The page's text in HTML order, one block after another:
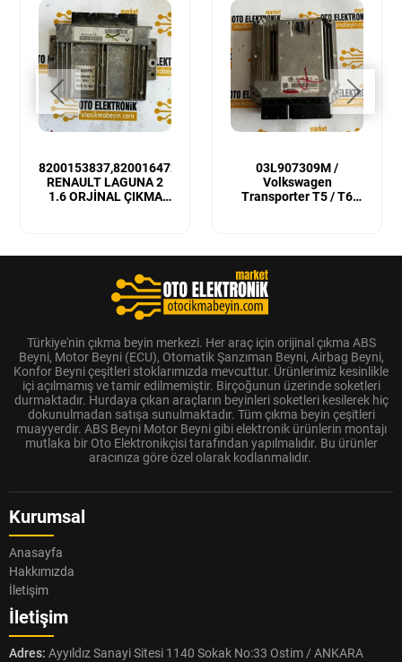
8200153837,8200164728
RENAULT LAGUNA 2
1.6 ORJİNAL ÇIKMA
03L907309M /
Volkswagen
Transporter T5 / T6
Türkiye'nin çıkma beyin merkezi. Her araç için orijinal çıkma ABS
Beyni, Motor Beyni (ECU), Otomatik Şanzıman Beyni, Airbag Beyni,
Konfor Beyni çeşitleri stoklarımızda mevcuttur. Ürünlerimiz kesinlikle
içi açılmamış ve tamir edilmemiştir. Birçoğunun üzerinde soketleri
durmaktadır. Hurdaya çıkan araçların beyinleri soketleri kesilerek hiç
dokunulmadan satışa sunulmaktadır. Tüm çıkma beyin çeşitleri
muayyerdir. ABS Beyni Motor Beyni gibi elektronik ürünlerin montajı
mutlaka bir Oto Elektronikçisi tarafından yapılmalıdır. Bu ürünler
aracınıza göre özel olarak kodlanmalıdır.
Kurumsal
Anasayfa
Hakkımızda
İletişim
İletişim
Adres: Ayyıldız Sanayi Sitesi 1140 Sokak No:33 Ostim / ANKARA